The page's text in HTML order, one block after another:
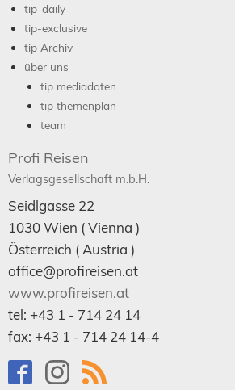
tip-daily
tip-exclusive
tip Archiv
über uns
tip mediadaten
tip themenplan
team
Profi Reisen
Verlagsgesellschaft m.b.H.
Seidlgasse 22
1030Wien ( Vienna )
Österreich ( Austria )
office@profireisen.at
www.profireisen.at
tel: +43 1 - 714 24 14
fax: +43 1 - 714 24 14-4